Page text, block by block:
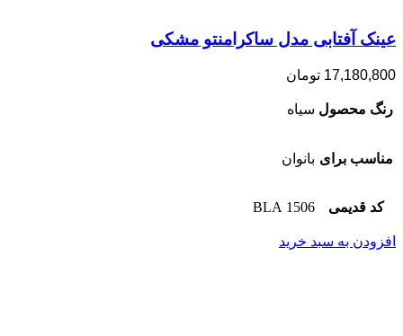
عینک آفتابی مدل ساکرامنتو مشکی
17,180,800 تومان
رنگ محصول سیاه
مناسب برای بانوان
کد قدیمی 1506 BLA
افزودن به سبد خرید